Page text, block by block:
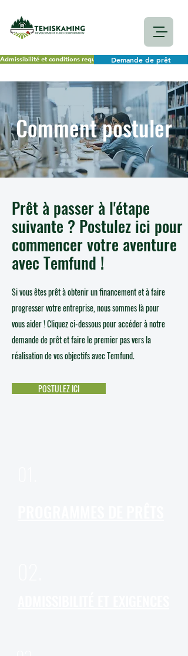
Admissibilité et conditions requises Demande de prêt
Comment postuler
Prêt à passer à l'étape
suivante ? Postulez ici pour
commencer votre aventure
avec Temfund !
Si vous êtes prêt à obtenir un financement et à faire
progresser votre entreprise, nous sommes là pour
vous aider ! Cliquez ci-dessous pour accéder à notre
demande de prêt et faire le premier pas vers la
réalisation de vos objectifs avec Temfund.
POSTULEZ ICI